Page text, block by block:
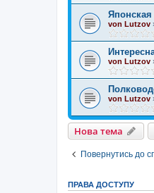
von Lutzov
von Lutzov
von Lutzov
Нова тема
Повернутись до
ПРАВА ДОСТУПУ